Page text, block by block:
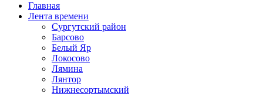
Главная
Лента времени
Сургутский район
Барсово
Белый Яр
Локосово
Лямина
Лянтор
Нижнесортымский